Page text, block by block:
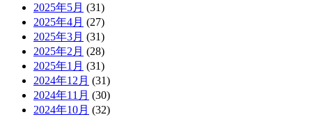
2025年5月 (31)
2025年4月 (27)
2025年3月 (31)
2025年2月 (28)
2025年1月 (31)
2024年12月 (31)
2024年11月 (30)
2024年10月 (32)